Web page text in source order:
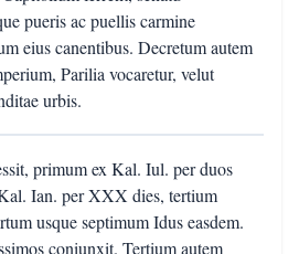
pueris ac puellis carmine
eius canentibus. Decretum autem
Parilia vocaretur, velut
urbis.
primum ex Kal. Iul. per duos
Ian. per XXX dies, tertium
usque septimum Idus easdem.
coniunxit. Tertium autem